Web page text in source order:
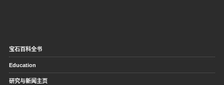
宝石百科全书
Education
研究与新闻主页